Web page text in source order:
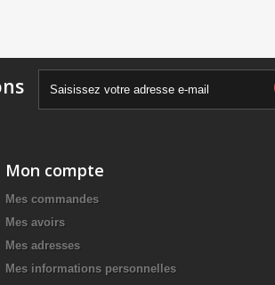
Mon compte
Mes commandes
Mes avoirs
Mes adresses
Mes informations personnelles